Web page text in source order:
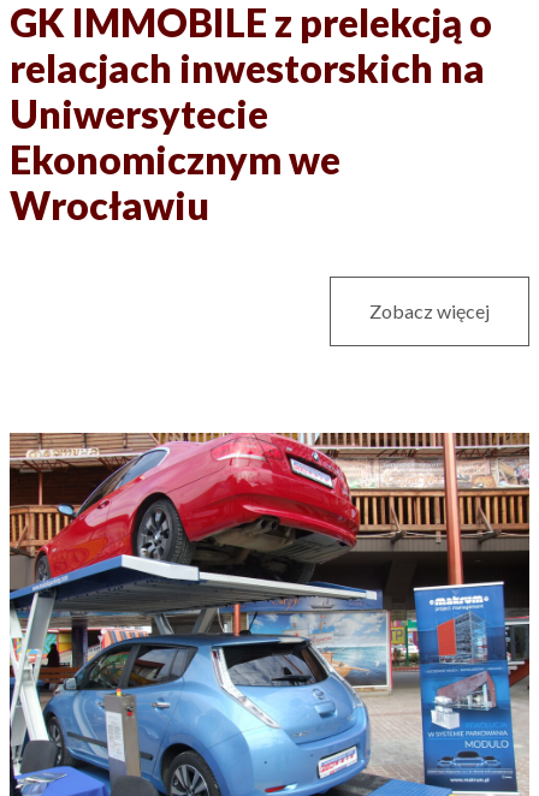
GK IMMOBILE z prelekcją o
relacjach inwestorskich na
Uniwersytecie
Ekonomicznym we
Wrocławiu
Zobacz więcej